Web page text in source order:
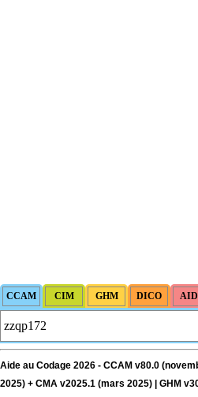
Aide au Codage 2026 - CCAM v80.0
2025) + CMA v2025.1 (mars 2025) | GHM